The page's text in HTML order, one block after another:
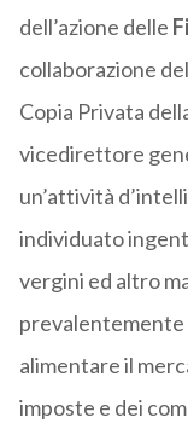
dell’azione delle
collaborazione
Copia Privata
vicedirettore
un’attività
individuato
vergini ed altro
prevalentemente
alimentare il
imposte e dei